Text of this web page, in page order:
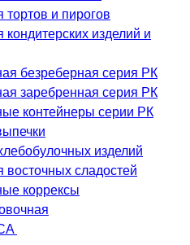
тортов и пирогов
кондитерских изделий и
безреберная серия РК
заребренная серия РК
контейнеры серии РК
изделий
восточных сладостей
коррексы